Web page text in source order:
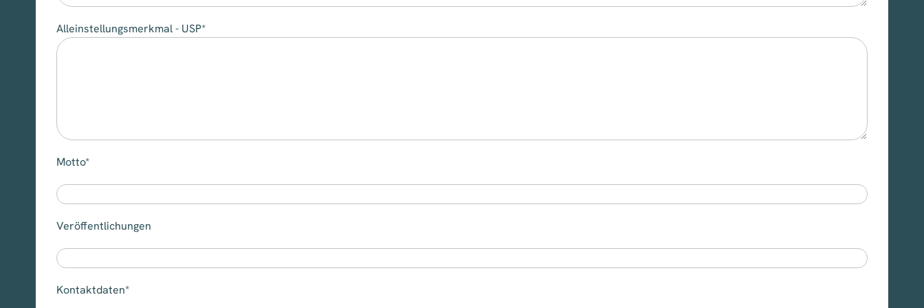
Alleinstellungsmerkmal - USP*
Motto*
Veröffentlichungen
Kontaktdaten*